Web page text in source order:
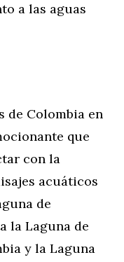
a las aguas
de Colombia en
que
con la
acuáticos
de
la Laguna de
y la Laguna